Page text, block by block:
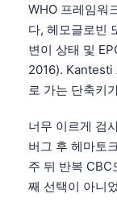
WHO 프레임워
다, 헤모글로빈
변이 상태 및
2016). Kantesti
로 가는 단축키
너무 이르게 검
버그 후 헤마토
주 뒤 반복 CBC
째 선택이 아니
Čeština
ქართული
Русский
Lietuvių
Polski
Magyar